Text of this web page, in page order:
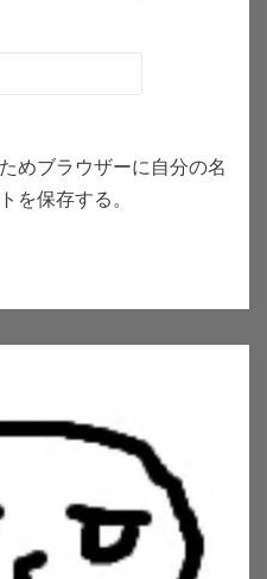
めブラウザーに自分の名
を保存する。